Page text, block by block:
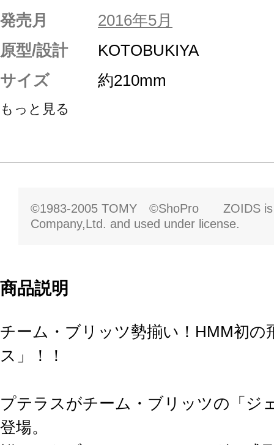
発売月
2016年5月
原型/設計
KOTOBUKIYA
サイズ
約210mm
もっと見る
©1983-2005 TOMY ©ShoPro ZOIDS is
Company,Ltd. and used under license.
商品説明
チーム・ブリッツ勢揃い！HMM初の
ス」！！
プテラスがチーム・ブリッツの「ジ
登場。